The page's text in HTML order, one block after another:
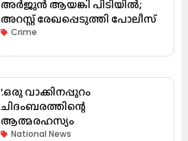
അർജുൻ ആയങ്കി പിടിയിൽ;
അറസ്റ്റ് രേഖപ്പെടുത്തി പോലീസ്
Crime
’.ഒരു വാക്കിനപ്പുറം
ചിദംബരത്തിന്റെ
ആത്മരഹസ്യം
National News